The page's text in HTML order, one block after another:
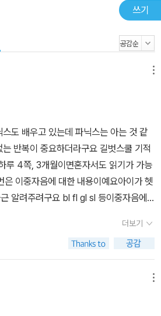
쓰기
도 배우고 있는데 파닉스는 아는 것 같
반복이 중요하더라구요 길벗스쿨 기적
루 4쪽, 3개월이면혼자서도 읽기가 가능
이중자음에 대한 내용이예요아이가 헷
알려주려구요 bl fl gl sl 등이중자음에
드 찍으면서 들으며 하면 편해요파닉스
리 리딩체계적인 학습 구성으로 되어 있
습 하면서파닉스 훈련과 읽기 훈련을 할
차근 해나가기 이만한 교재가 없네요
더보기